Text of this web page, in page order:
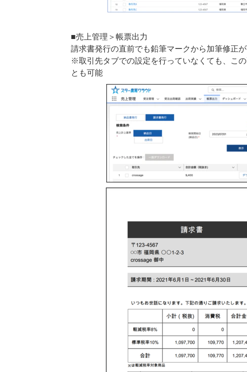
■売上管理＞帳票出力
請求書発行の直前でも鉛筆マークから加筆修正が
※取引先タブでの設定を行っていなくても、こ
とも可能